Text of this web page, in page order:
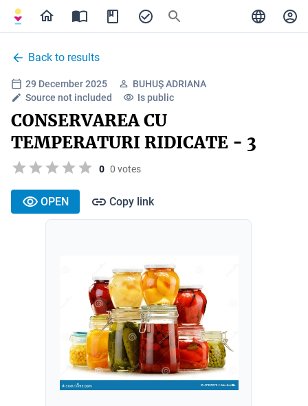
Back to results
29 December 2025
BUHUȘ ADRIANA
Source not included
Is public
CONSERVAREA CU
TEMPERATURI RIDICATE - 3
0 0 votes
OPEN Copy link